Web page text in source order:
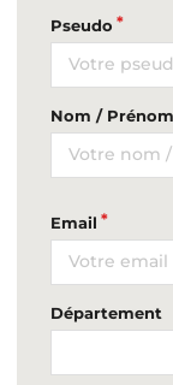
Pseudo
Nom / Prénom
Email
Département